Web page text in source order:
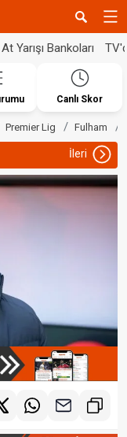
At Yarışı Bankoları
Canlı Skor
Premier Lig Fulham
İleri